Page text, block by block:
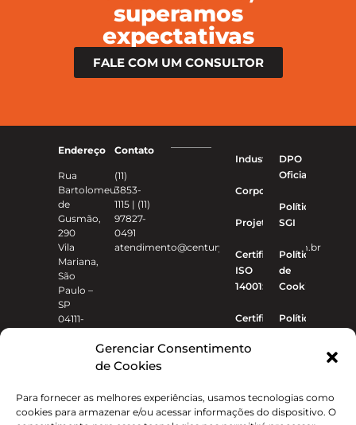
Gerenciar Consentimento
de Cookies
Para fornecer as melhores experiências, usamos tecnologias como
cookies para armazenar e/ou acessar informações do dispositivo. O
superamos
expectativas
FALE COM UM CONSULTOR
Endereço
Rua
Bartolomeu
de
Gusmão,
290
Vila
Mariana,
São
Paulo –
SP
04111-
Contato
(11)
3853-
1115 | (11)
97827-
0491
atendimento@centuryconstrucoes.com.br
Industriais
Corporativo
Projetos
Certificado
ISO
14001:2015
Certificado
9001:2015
DPO
Oficial
Política
SGI
Política
de
Cookies
Política de